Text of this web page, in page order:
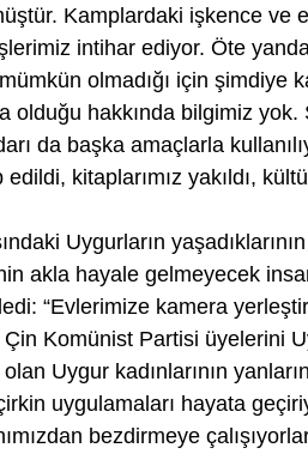
Kamplardaki işkence ve
intihar ediyor. Öte
olmadığı için şimdiye
olduğu hakkında bilgimiz
da başka amaçlarla
kitaplarımız yakıldı,
Uygurların
akla hayale gelmeyecek
“Evlerimize kamera
Komünist Partisi üyelerini
Uygur kadınlarının
uygulamaları hayata
bezdirmeye